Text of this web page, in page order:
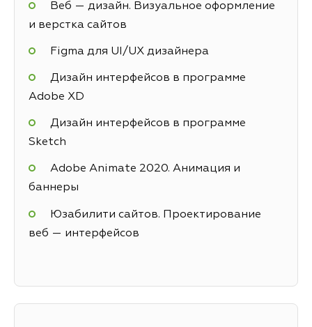
Веб — дизайн. Визуальное оформление
и верстка сайтов
Figma для UI/UX дизайнера
Дизайн интерфейсов в программе
Adobe XD
Дизайн интерфейсов в программе
Sketch
Adobe Animate 2020. Анимация и
баннеры
Юзабилити сайтов. Проектирование
веб — интерфейсов